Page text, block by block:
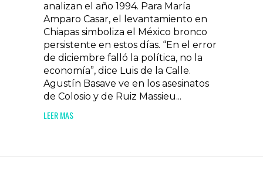
analizan el año 1994. Para María
Amparo Casar, el levantamiento en
Chiapas simboliza el México bronco
persistente en estos días. “En el error
de diciembre falló la política, no la
economía”, dice Luis de la Calle.
Agustín Basave ve en los asesinatos
de Colosio y de Ruiz Massieu...
LEER MAS